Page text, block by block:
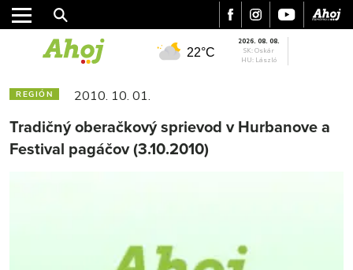
22°C
2026. 08. 08.
SK: Oskár
HU: László
REGIÓN 2010. 10. 01.
Tradičný oberačkový sprievod v Hurbanove a
Festival pagáčov (3.10.2010)